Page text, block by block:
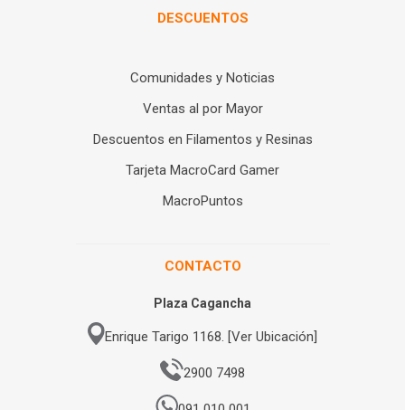
DESCUENTOS
Comunidades y Noticias
Ventas al por Mayor
Descuentos en Filamentos y Resinas
Tarjeta MacroCard Gamer
MacroPuntos
CONTACTO
Plaza Cagancha
Enrique Tarigo 1168. [Ver Ubicación]
2900 7498